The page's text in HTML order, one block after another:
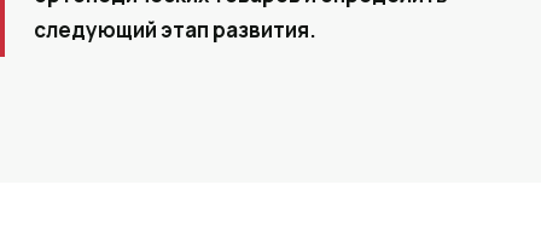
следующий этап развития.